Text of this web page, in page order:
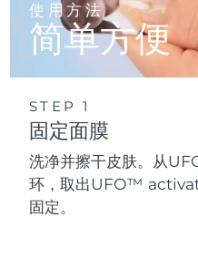
使用方法
简单方便
STEP 1
固定面膜
洗净并擦干皮肤。从
环，取出UFO™
固定。